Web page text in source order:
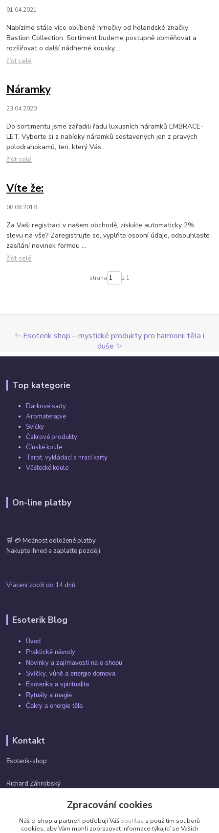
01.04.2021
Nabízíme stále více oblíbené hrnečky od holandské značky
Bastion Collection. Sortiment budeme postupně obměňovat a
rozšiřovat o další nádherné kousky....
číst celé
Náramky
23.04.2020
Do sortimentu jsme zařadili řadu luxusních náramků EMBRACE-
LET. Vyberte si z nabídky náramků sestavených jen z pravých
polodrahokamů, ten, který Vás...
číst celé
Víte že:
08.06.2018
Za Vaši registraci v našem obchodě, získáte automaticky 2%
slevu na vše? Zaregistrujte se, vyplňte osobní údaje, odsouhlaste
zasílání novinek formou ...
číst celé
strana z 1
✨ Esoterik shop – mystické produkty pro harmonii těla i
duše ✨
Top kategorie
Dárkové sady
Aromaterapie
Svíčky
Čakrové produkty
Čínské koule
Tarot, vykládací a hrací karty
Věštecké koule
On-line platby
🛒 💳 Možnost odložené platby.
Nakupte ihned a zaplaťte později.
Vrácení zboží do 14 dnů
Esoterik Blog
Úvod
Praktické návody
Novinky a zajímavosti na e-shopu
Svíčky, vůně a energie domova
Esoterika a spiritualita
Rytuály a magie
Čakry a energie těla
Kontakt
Esoterik-shop
Richard Záhrobský
info@esoterik-shop.cz
Zpracování cookies
Náš e-shop a partneři potřebují Váš souhlas s použitím souborů
cookies, aby Vám mohli zobrazovat informace týkající se Vašich